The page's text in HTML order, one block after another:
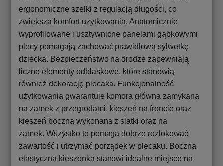
ergonomiczne szelki z regulacją długości, co
zwiększa komfort użytkowania. Anatomicznie
wyprofilowane i usztywnione panelami gąbkowymi
plecy pomagają zachować prawidłową sylwetkę
dziecka. Bezpieczeństwo na drodze zapewniają
liczne elementy odblaskowe, które stanowią
również dekorację plecaka. Funkcjonalność
użytkowania gwarantuje komora główna zamykana
na zamek z przegrodami, kieszeń na froncie oraz
kieszeń boczna wykonana z siatki oraz na
zamek. Wszystko to pomaga dobrze rozlokować
zawartość i utrzymać porządek w plecaku. Boczna
elastyczna kieszonka stanowi idealne miejsce na